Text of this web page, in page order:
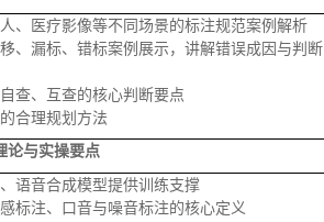
、医疗影像等不同场景的标注规范案例解析
、漏标、错标案例展示，讲解错误成因与判断
查、互查的核心判断要点
合理规划方法
论与实操要点
语音合成模型提供训练支撑
标注、口音与噪音标注的核心定义